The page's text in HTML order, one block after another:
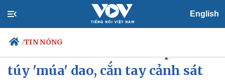
English
/TIN NÓNG
túy 'múa' dao, cắn tay cảnh sát